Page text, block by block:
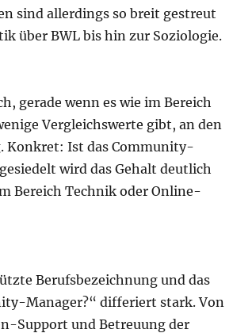
sind allerdings so breit gestreut
über BWL bis hin zur Soziologie.
gerade wenn es wie im Bereich
Vergleichswerte gibt, an den
Konkret: Ist das Community-
wird das Gehalt deutlich
Bereich Technik oder Online-
Berufsbezeichnung und das
Manager?“ differiert stark. Von
Support und Betreuung der